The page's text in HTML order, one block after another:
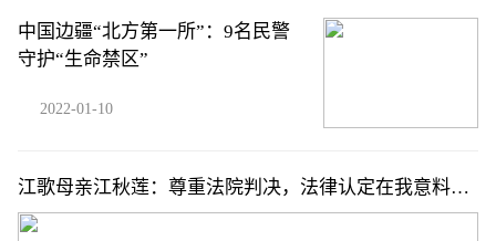
中国边疆“北方第一所”：9名民警
守护“生命禁区”
2022-01-10
江歌母亲江秋莲：尊重法院判决，法律认定在我意料之
中